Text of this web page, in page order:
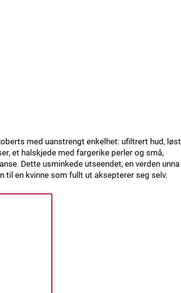
med uanstrengt enkelhet: ufiltrert hud, løst
et halskjede med fargerike perler og små,
Dette usminkede utseendet, en verden unna
til en kvinne som fullt ut aksepterer seg selv.